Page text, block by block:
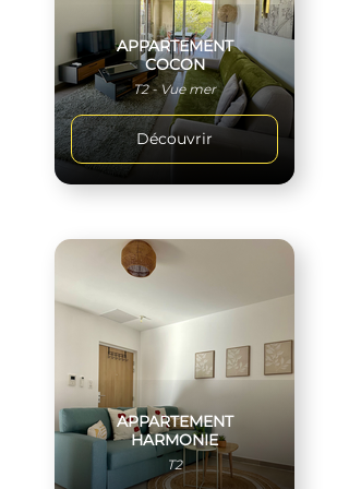
APPARTEMENT
COCON
T2 - Vue mer
Découvrir
APPARTEMENT
HARMONIE
T2